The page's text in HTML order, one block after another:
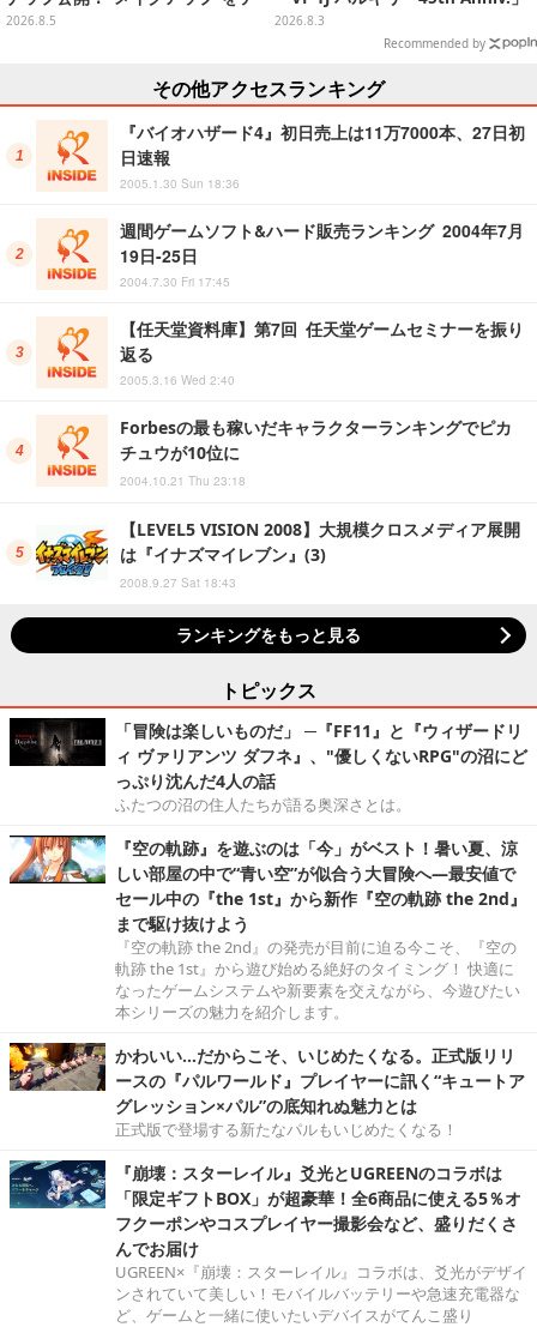
ーマに、日常でも使いたくなるア
2026.8.5
が予約開始
2026.8.3
Recommended by
その他アクセスランキング
『バイオハザード4』初日売上は11万7000本、27日初
日速報
2005.1.30 Sun 18:36
週間ゲームソフト&ハード販売ランキング 2004年7月
19日-25日
2004.7.30 Fri 17:45
【任天堂資料庫】第7回 任天堂ゲームセミナーを振り
返る
2005.3.16 Wed 2:40
Forbesの最も稼いだキャラクターランキングでピカ
チュウが10位に
2004.10.21 Thu 23:18
【LEVEL5 VISION 2008】大規模クロスメディア展開
は『イナズマイレブン』(3)
2008.9.27 Sat 18:43
ランキングをもっと見る
トピックス
「冒険は楽しいものだ」 ─『FF11』と『ウィザードリ
ィ ヴァリアンツ ダフネ』、"優しくないRPG"の沼にど
っぷり沈んだ4人の話
ふたつの沼の住人たちが語る奥深さとは。
『空の軌跡』を遊ぶのは「今」がベスト！暑い夏、涼
しい部屋の中で“青い空”が似合う大冒険へ―最安値で
セール中の『the 1st』から新作『空の軌跡 the 2nd』
まで駆け抜けよう
『空の軌跡 the 2nd』の発売が目前に迫る今こそ、『空の
軌跡 the 1st』から遊び始める絶好のタイミング！ 快適に
なったゲームシステムや新要素を交えながら、今遊びたい
本シリーズの魅力を紹介します。
かわいい…だからこそ、いじめたくなる。正式版リリ
ースの『パルワールド』プレイヤーに訊く“キュートア
グレッション×パル”の底知れぬ魅力とは
正式版で登場する新たなパルもいじめたくなる！
『崩壊：スターレイル』爻光とUGREENのコラボは
「限定ギフトBOX」が超豪華！全6商品に使える5％オ
フクーポンやコスプレイヤー撮影会など、盛りだくさ
んでお届け
UGREEN×『崩壊：スターレイル』コラボは、爻光がデザイ
ンされていて美しい！モバイルバッテリーや急速充電器な
ど、ゲームと一緒に使いたいデバイスがてんこ盛り